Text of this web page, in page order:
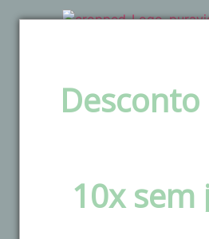
Desconto
10x sem
Dicas